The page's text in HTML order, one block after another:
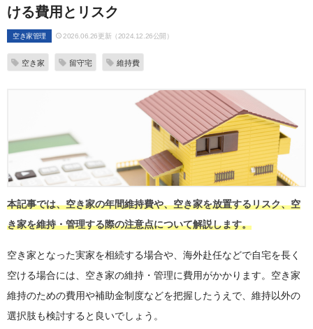
ける費用とリスク
空き家管理 2026.06.26更新（2024.12.26公開）
空き家 留守宅 維持費
本記事では、空き家の年間維持費や、空き家を放置するリスク、空
き家を維持・管理する際の注意点について解説します。
空き家となった実家を相続する場合や、海外赴任などで自宅を長く
空ける場合には、空き家の維持・管理に費用がかかります。空き家
維持のための費用や補助金制度などを把握したうえで、維持以外の
選択肢も検討すると良いでしょう。